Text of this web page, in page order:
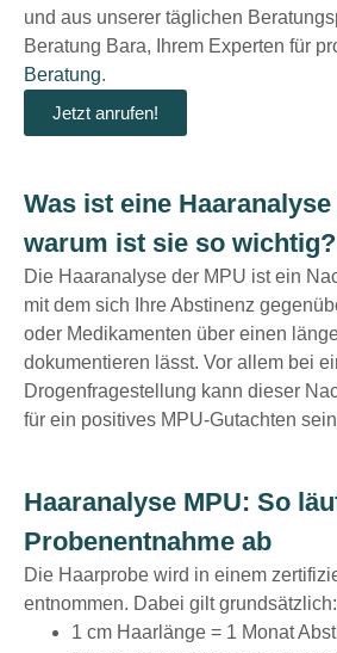
und aus unserer täglichen
Beratung Bara, Ihrem Experten für
Beratung.
Jetzt anrufen!
Was ist eine Haaranalyse
warum ist sie so wichtig?
Die Haaranalyse der MPU ist ein
mit dem sich Ihre Abstinenz
oder Medikamenten über einen
dokumentieren lässt. Vor allem bei
Drogenfragestellung kann dieser
für ein positives MPU-Gutachten
​​Haaranalyse MPU: So
Probenentnahme ab
Die Haarprobe wird in einem
entnommen. Dabei gilt grundsätzlich:
1 cm Haarlänge = 1 Monat